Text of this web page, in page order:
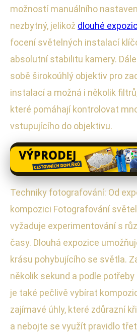
možností manuálního
nezbytný, jelikož dlouhé
focení světelných instalací
absolutní stabilitu kamery.
sobě širokoúhlý objektiv pro
instalací a možná i několik
které pomáhají kontrolovat
vstupujícího do objektivu.
Techniky fotografování: Od
kompozici Fotografování
vyžaduje experimentování s
časy. Dlouhá expozice
krásu pohybujícího se světla.
několik sekund a podle
je také pečlivě vybírat
zajímavé úhly, které zdůrazní
a nebojte se využít pravidlo